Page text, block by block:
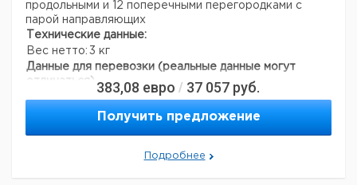
продольными и 12 поперечными перегородками с
парой направляющих
Технические данные:
Вес нетто: 3 кг
Данные для перевозки (реальные данные могут
отличаться) 383,08 евро / 37 057 руб.
Получить предложение
Подробнее